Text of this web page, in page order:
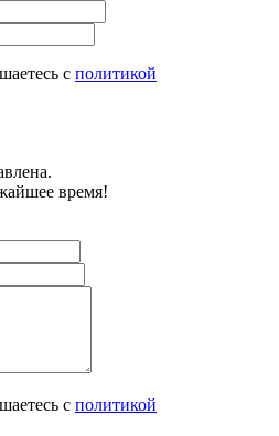
с политикой
время!
с политикой